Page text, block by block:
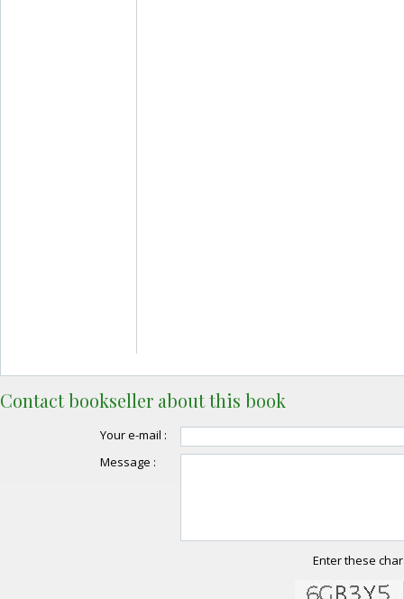
Contact bookseller about this book
Your e-mail :
Message :
Enter these